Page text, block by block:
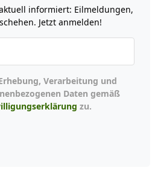
informiert: Eilmeldungen,
Jetzt anmelden!
Daten gemäß
zu.